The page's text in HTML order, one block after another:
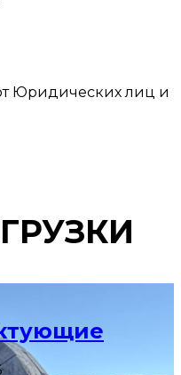
Юридических лиц и